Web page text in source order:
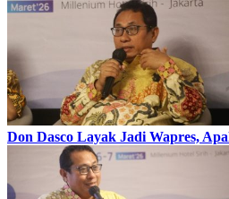
Don Dasco Layak Jadi Wapres,